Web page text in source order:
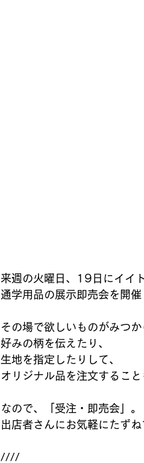
来週の火曜日、19日にイイ
通学用品の展示即売会を開催
その場で欲しいものがみつか
好みの柄を伝えたり、
生地を指定したりして、
オリジナル品を注文すること
なので、「受注・即売会」。
出店者さんにお気軽にたずね
////